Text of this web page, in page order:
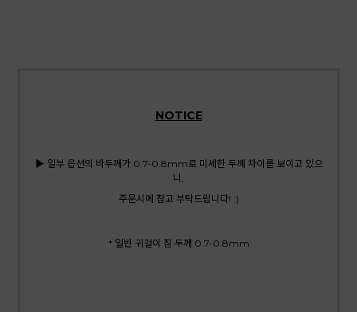
NOTICE
▶ 일부 옵션의 바두께가 0.7-0.8mm로 미세한 두께 차이를 보이고 있으
니,
주문시에 참고 부탁드립니다! :)
* 일반 귀걸이 침 두께 0.7-0.8mm